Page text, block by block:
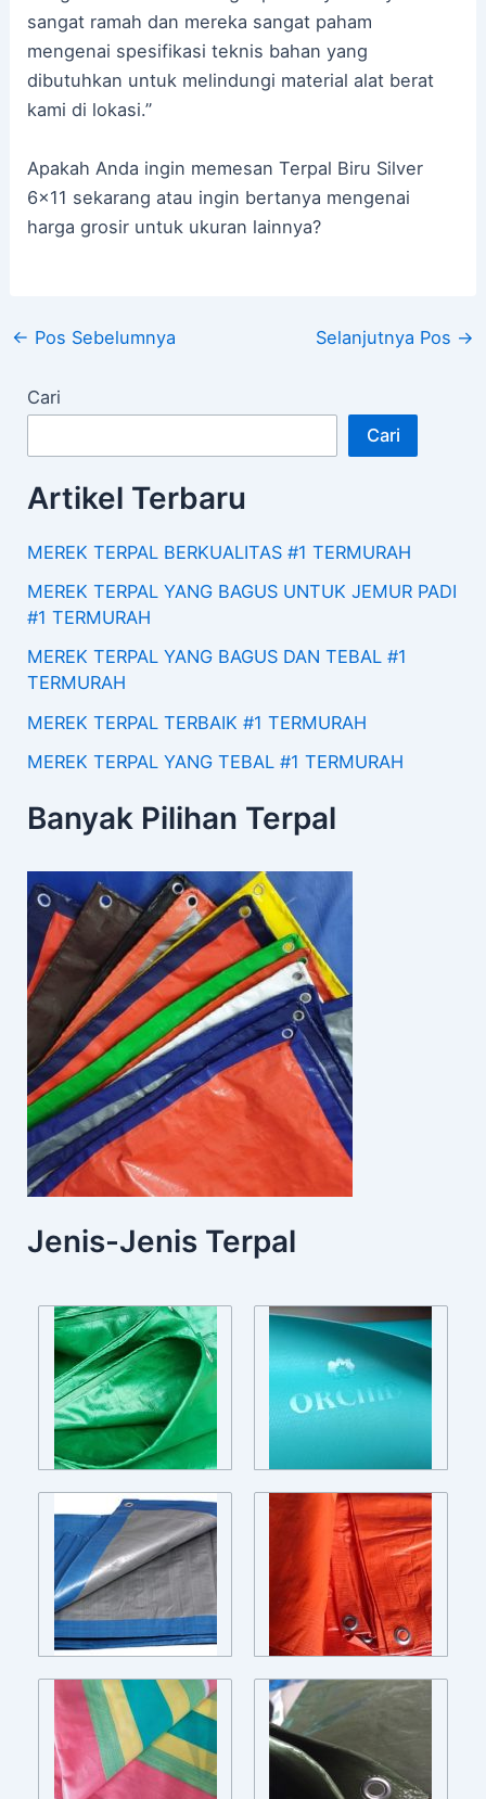
sangat ramah dan mereka sangat paham
mengenai spesifikasi teknis bahan yang
dibutuhkan untuk melindungi material alat berat
kami di lokasi.”
Apakah Anda ingin memesan Terpal Biru Silver
6×11 sekarang atau ingin bertanya mengenai
harga grosir untuk ukuran lainnya?
← Pos Sebelumnya Selanjutnya Pos →
Cari
Cari
Artikel Terbaru
MEREK TERPAL BERKUALITAS #1 TERMURAH
MEREK TERPAL YANG BAGUS UNTUK JEMUR PADI
#1 TERMURAH
MEREK TERPAL YANG BAGUS DAN TEBAL #1
TERMURAH
MEREK TERPAL TERBAIK #1 TERMURAH
MEREK TERPAL YANG TEBAL #1 TERMURAH
Banyak Pilihan Terpal
Jenis-Jenis Terpal